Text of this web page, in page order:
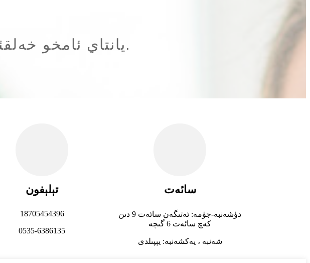
يانتاي ئامخو خەلقئارا سودا چەكلىك شىركىتى.
تېلېفون
18705454396
0535-6386135
سائەت
دۈشەنبە-جۈمە: ئەتىگەن سائەت 9 دىن
كەچ سائەت 6 گىچە
شەنبە ، يەكشەنبە: يېپىلدى